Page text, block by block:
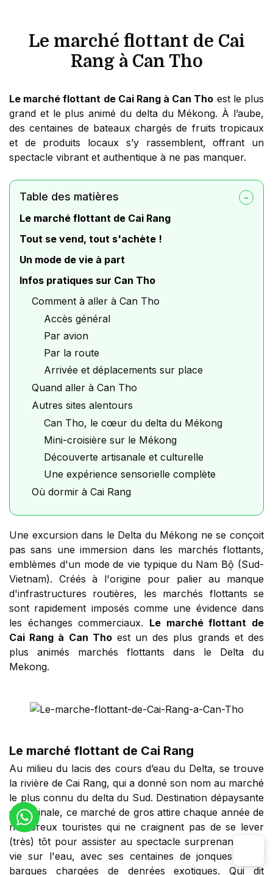
Le marché flottant de Cai
Rang à Can Tho
Le marché flottant de Cai Rang à Can Tho est le plus
grand et le plus animé du delta du Mékong. À l’aube,
des centaines de bateaux chargés de fruits tropicaux
et de produits locaux s’y rassemblent, offrant un
spectacle vibrant et authentique à ne pas manquer.
Table des matières
Le marché flottant de Cai Rang
Tout se vend, tout s'achète !
Un mode de vie à part
Infos pratiques sur Can Tho
Comment à aller à Can Tho
Accès général
Par avion
Par la route
Arrivée et déplacements sur place
Quand aller à Can Tho
Autres sites alentours
Can Tho, le cœur du delta du Mékong
Mini-croisière sur le Mékong
Découverte artisanale et culturelle
Une expérience sensorielle complète
Où dormir à Cai Rang
Une excursion dans le Delta du Mékong ne se conçoit
pas sans une immersion dans les marchés flottants,
emblèmes d'un mode de vie typique du Nam Bộ (Sud-
Vietnam). Créés à l'origine pour palier au manque
d'infrastructures routières, les marchés flottants se
sont rapidement imposés comme une évidence dans
les échanges commerciaux. Le marché flottant de
Cai Rang à Can Thoest un des plus grands et des
plus animés marchés flottants dans le Delta du
Mekong.
Le marché flottant de Cai Rang
Au milieu du lacis des cours d’eau du Delta, se trouve
la rivière de Cai Rang, qui a donné son nom au marché
le plus connu du delta du Sud. Destination dépaysante
et originale, ce marché de gros attire chaque année de
nombreux touristes qui ne craignent pas de se lever
(très) tôt pour assister au spectacle surprenant de la
vie sur l'eau, avec ses centaines de jonques et de
barques chargées de denrées exotiques. Qui dit